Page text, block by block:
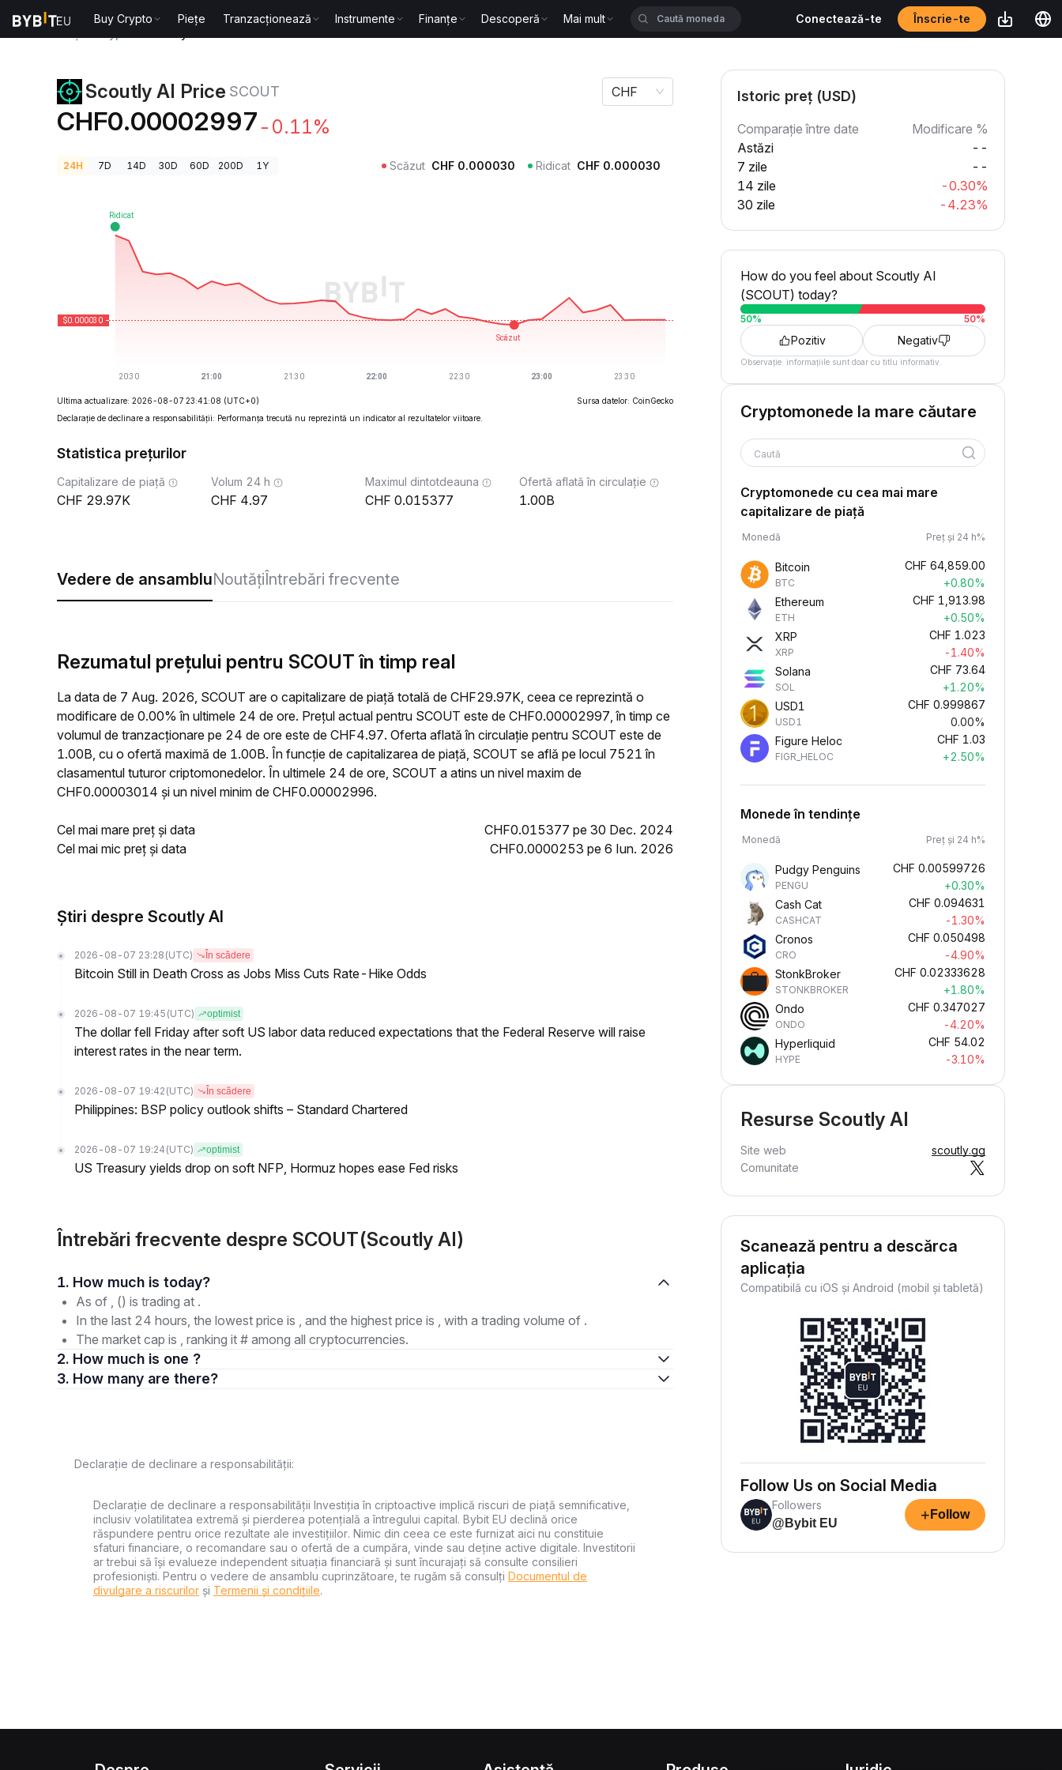
Buy Crypto Piețe Tranzacționează Instrumente Finanțe Descoperă Mai mult Conectează-te Înscrie-te
Scoutly AI Price SCOUT
CHF0.00002997 -0.11%
CHF
24H 7D 14D 30D 60D 200D 1Y Scăzut CHF 0.000030 Ridicat CHF 0.000030
Ultima actualizare: 2026-08-07 23:41:08 (UTC+0)
Sursa datelor: CoinGecko
Declarație de declinare a responsabilității: Performanța trecută nu reprezintă un indicator al rezultatelor viitoare.
Statistica prețurilor
Capitalizare de piață
29.97K
Volum 24 h
4.97
Maximul dintotdeauna
0.015377
Ofertă aflată în circulație
1.00B
Vedere de ansambluNoutățiÎntrebări frecvente
Rezumatul prețului pentru SCOUT în timp real
La data de 7 Aug. 2026, SCOUT are o capitalizare de piață totală de CHF29.97K, ceea ce reprezintă o
modificare de 0.00% în ultimele 24 de ore. Prețul actual pentru SCOUT este de CHF0.00002997, în timp ce
volumul de tranzacționare pe 24 de ore este de CHF4.97. Oferta aflată în circulație pentru SCOUT este de
1.00B, cu o ofertă maximă de 1.00B. În funcție de capitalizarea de piață, SCOUT se află pe locul 7521 în
clasamentul tuturor criptomonedelor. În ultimele 24 de ore, SCOUT a atins un nivel maxim de
CHF0.00003014 și un nivel minim de CHF0.00002996.
Cel mai mare preț și data
CHF0.015377 pe 30 Dec. 2024
Cel mai mic preț și data
CHF0.0000253 pe 6 Iun. 2026
Știri despre Scoutly AI
2026-08-07 23:28 (UTC) În scădere
Bitcoin Still in Death Cross as Jobs Miss Cuts Rate-Hike Odds
2026-08-07 19:45 (UTC) optimist
The dollar fell Friday after soft US labor data reduced expectations that the Federal Reserve will raise
interest rates in the near term.
2026-08-07 19:42 (UTC) În scădere
Philippines: BSP policy outlook shifts – Standard Chartered
2026-08-07 19:24 (UTC) optimist
US Treasury yields drop on soft NFP, Hormuz hopes ease Fed risks
Întrebări frecvente despre SCOUT(Scoutly AI)
1. How much is today?
As of , () is trading at .
In the last 24 hours, the lowest price is , and the highest price is , with a trading volume of .
The market cap is , ranking it # among all cryptocurrencies.
2. How much is one ?
3. How many are there?
Declarație de declinare a responsabilității:
Declarație de declinare a responsabilității Investiția în criptoactive implică riscuri de piață semnificative,
inclusiv volatilitatea extremă și pierderea potențială a întregului capital. Bybit EU declină orice
răspundere pentru orice rezultate ale investițiilor. Nimic din ceea ce este furnizat aici nu constituie
sfaturi financiare, o recomandare sau o ofertă de a cumpăra, vinde sau deține active digitale. Investitorii
ar trebui să își evalueze independent situația financiară și sunt încurajați să consulte consilieri
profesioniști. Pentru o vedere de ansamblu cuprinzătoare, te rugăm să consulți Documentul de
divulgare a riscurilor și Termenii și condițiile.
Istoric preț (USD)
Comparație între date
Modificare %
Astăzi
--
7 zile
--
14 zile
-0.30%
30 zile
-4.23%
How do you feel about Scoutly AI
(SCOUT) today?
50% 50%
Pozitiv Negativ
Observație: informațiile sunt doar cu titlu informativ.
Cryptomonede la mare căutare
Caută
Cryptomonede cu cea mai mare
capitalizare de piață
Monedă Preț și 24 h%
Bitcoin
BTC
CHF 64,859.00
+0.80%
Ethereum
ETH
CHF 1,913.98
+0.50%
XRP
XRP
CHF 1.023
-1.40%
Solana
SOL
CHF 73.64
+1.20%
USD1
USD1
CHF 0.999867
0.00%
Figure Heloc
FIGR_HELOC
CHF 1.03
+2.50%
Monede în tendințe
Monedă Preț și 24 h%
Pudgy Penguins
PENGU
CHF 0.00599726
+0.30%
Cash Cat
CASHCAT
CHF 0.094631
-1.30%
Cronos
CRO
CHF 0.050498
-4.90%
StonkBroker
STONKBROKER
CHF 0.02333628
+1.80%
Ondo
ONDO
CHF 0.347027
-4.20%
Hyperliquid
HYPE
CHF 54.02
-3.10%
Resurse Scoutly AI
Site web
scoutly.gg
Comunitate
Scanează pentru a descărca
aplicația
Compatibilă cu iOS și Android (mobil și tabletă)
Follow Us on Social Media
Followers
@Bybit EU
+ Follow